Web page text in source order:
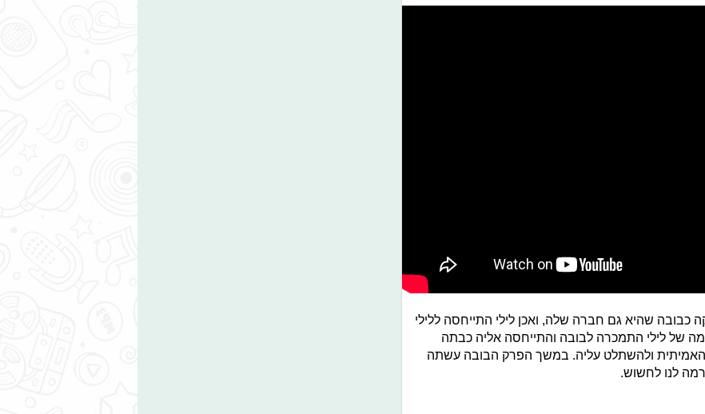
כבובה שהיא גם חברה שלה, ואכן לילי התייחסה ללילי
של לילי התמכרה לבובה והתייחסה אליה כבתה
האמיתית ולהשתלט עליה. במשך הפרק הבובה עשתה
לנו לחשוש.